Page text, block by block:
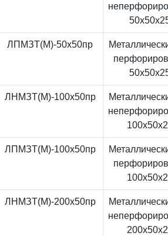
ЛПМЗТ(М)-50x50пр
ЛНМЗТ(М)-100x50пр
ЛПМЗТ(М)-100x50пр
ЛНМЗТ(М)-200x50пр